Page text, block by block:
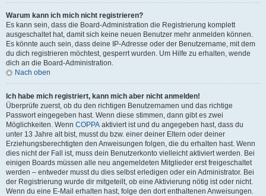
Warum kann ich mich nicht registrieren?
Es kann sein, dass die Board-Administration die Registrierung komplett
ausgeschaltet hat, damit sich keine neuen Benutzer mehr anmelden können.
Es könnte auch sein, dass deine IP-Adresse oder der Benutzername, mit dem
du dich registrieren möchtest, gesperrt wurden. Um Hilfe zu erhalten, wende
dich an die Board-Administration.
Nach oben
Ich habe mich registriert, kann mich aber nicht anmelden!
Überprüfe zuerst, ob du den richtigen Benutzernamen und das richtige
Passwort eingegeben hast. Wenn diese stimmen, dann gibt es zwei
Möglichkeiten. Wenn COPPA aktiviert ist und du angegeben hast, dass du
unter 13 Jahre alt bist, musst du bzw. einer deiner Eltern oder deiner
Erziehungsberechtigten den Anweisungen folgen, die du erhalten hast. Wenn
dies nicht der Fall ist, muss dein Benutzerkonto vielleicht aktiviert werden. Bei
einigen Boards müssen alle neu angemeldeten Mitglieder erst freigeschaltet
werden – entweder musst du dies selbst erledigen oder ein Administrator. Bei
der Registrierung wurde dir mitgeteilt, ob eine Aktivierung nötig ist oder nicht.
Wenn du eine E-Mail erhalten hast, folge den dort enthaltenen Anweisungen.